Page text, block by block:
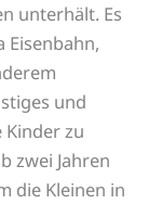
unterhält. Es
Eisenbahn,
und
zu
zwei Jahren
die Kleinen in